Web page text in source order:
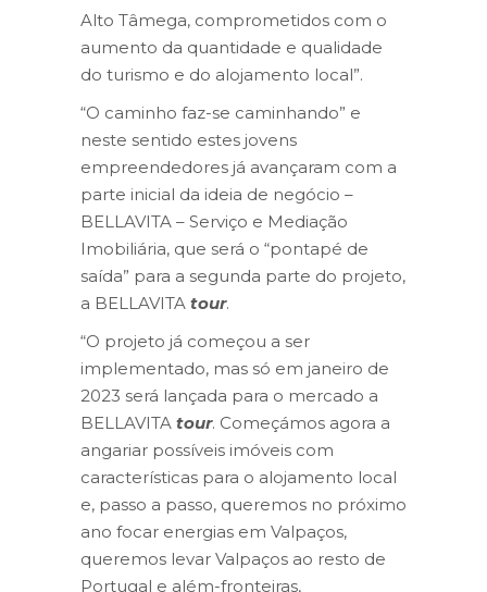
Alto Tâmega, comprometidos com o
aumento da quantidade e qualidade
do turismo e do alojamento local”.
“O caminho faz-se caminhando” e
neste sentido estes jovens
empreendedores já avançaram com a
parte inicial da ideia de negócio –
BELLAVITA – Serviço e Mediação
Imobiliária, que será o “pontapé de
saída” para a segunda parte do projeto,
a BELLAVITA tour.
“O projeto já começou a ser
implementado, mas só em janeiro de
2023 será lançada para o mercado a
BELLAVITA tour. Começámos agora a
angariar possíveis imóveis com
características para o alojamento local
e, passo a passo, queremos no próximo
ano focar energias em Valpaços,
queremos levar Valpaços ao resto de
Portugal e além-fronteiras,